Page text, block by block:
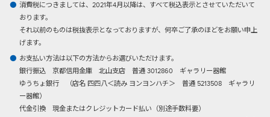
消費税につきましては、2021年4月以降は、すべて税込表示とさせていただいて
おります。
それ以前のものは税抜表示となっておりますが、何卒ご了承のほどをお願い申上
げます。
お支払い方法は以下の方法からお選びいただけます。
銀行振込京都信用金庫 北山支店 普通 3012860 ギャラリー器館
ゆうちょ銀行 （店名 四四八＜読み ヨンヨンハチ＞ 普通 5213508 ギャラリ
ー器館）
代金引換現金またはクレジットカード払い（別途手数料要）